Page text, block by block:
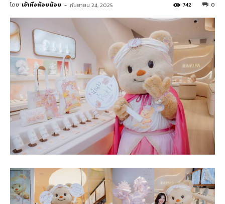
โดย เจ้าหิ่งห้อยน้อย - กันยายน 24, 2025 0
742